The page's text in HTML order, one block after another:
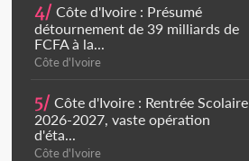
4/ Côte d'Ivoire : Présumé
détournement de 39 milliards de
FCFA à la...
Côte d'Ivoire
5/ Côte d'Ivoire : Rentrée Scolaire
2026-2027, vaste opération
d'éta...
Côte d'Ivoire